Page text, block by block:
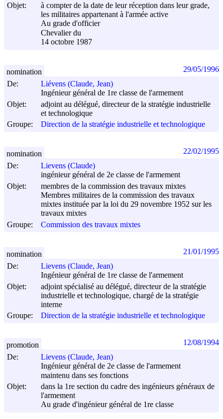
Objet:
à compter de la date de leur réception dans leur grade,
les militaires appartenant à l'armée active
Au grade d'officier
Chevalier du
14 octobre 1987
De:
Liévens (Claude, Jean)
Ingénieur général de 1re classe de l'armement
Objet:
adjoint au délégué, directeur de la stratégie industrielle
et technologique
Groupe:
Direction de la stratégie industrielle et technologique
nomination 29/05/1996
De:
Lievens (Claude)
ingénieur général de 2e classe de l'armement
Objet:
membres de la commission des travaux mixtes
Membres militaires de la commission des travaux
mixtes instituée par la loi du 29 novembre 1952 sur les
travaux mixtes
Groupe:
Commission des travaux mixtes
nomination 22/02/1995
De:
Lievens (Claude, Jean)
Ingénieur général de 1re classe de l'armement
Objet:
adjoint spécialisé au délégué, directeur de la stratégie
industrielle et technologique, chargé de la stratégie
interne
Groupe:
Direction de la stratégie industrielle et technologique
nomination 21/01/1995
De:
Lievens (Claude, Jean)
Ingénieur général de 2e classe de l'armement
maintenu dans ses fonctions
Objet:
dans la 1re section du cadre des ingénieurs généraux de
l'armement
Au grade d'ingénieur général de 1re classe
promotion 12/08/1994